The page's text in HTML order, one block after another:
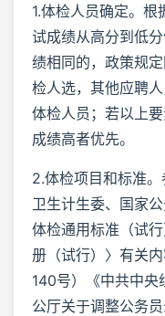
1.体检人员确定。
试成绩从高分到低
绩相同的，政策规
检人选，其他应聘
体检人员；若以上
成绩高者优先。
2.体检项目和标准
卫生计生委、国家
体检通用标准（试
册（试行）〉有关
140号）《中共中
公厅关于调整公务